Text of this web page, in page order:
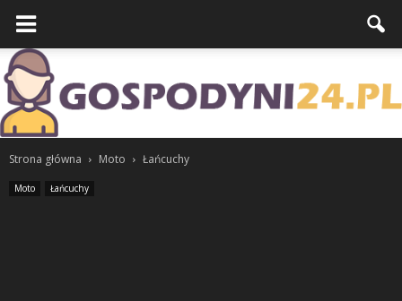
Strona główna Moto Łańcuchy
Moto Łańcuchy